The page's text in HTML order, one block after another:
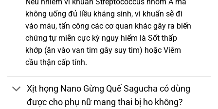
không uống đủ liều kháng sinh, vi khuẩn sẽ đi
vào máu, tấn công các cơ quan khác gây ra biến
chứng tự miễn cực kỳ nguy hiểm là Sốt thấp
khớp (ăn vào van tim gây suy tim) hoặc Viêm
cầu thận cấp tính.
Xịt họng Nano Gừng Quế Sagucha có dùng
được cho phụ nữ mang thai bị ho không?